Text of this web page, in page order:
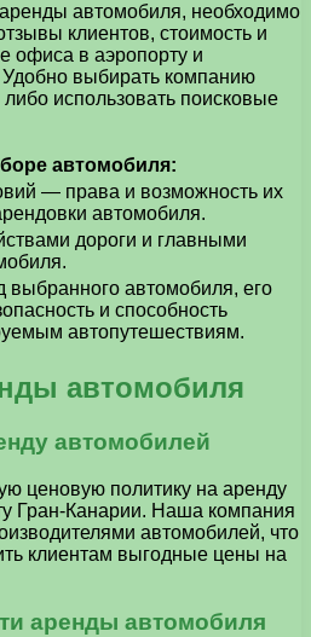
автомобиля, необходимо
клиентов, стоимость и
офиса в аэропорту и
Удобно выбирать компанию
использовать поисковые
автомобиля:
— права и возможность их
автомобиля.
дороги и главными
автомобиля, его
и способность
автопутешествиям.
автомобиля
автомобилей
ценовую политику на аренду
Гран-Канарии. Наша компания
автомобилей, что
клиентам выгодные цены на
аренды автомобиля